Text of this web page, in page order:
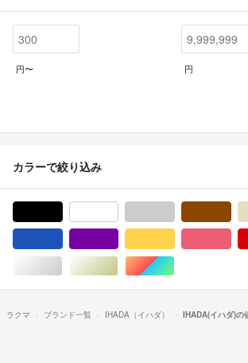
円〜 円
カラーで絞り込み
シルバー/銀色系ゴールド/金色系マルチカラー
ラクマ ブランド一覧 IHADA（イハダ） IHADA(イハダ)の